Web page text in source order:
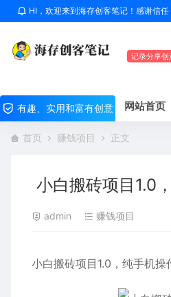
HI，欢迎来到海存创客笔记！感谢信
记录分享
有趣、实用和富有创意 网站首页
首页 赚钱项目 正文
小白搬砖项目1.0
admin 赚钱项目
小白搬砖项目1.0，纯手机